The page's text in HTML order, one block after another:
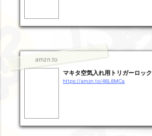
amzn.to
マキタ空気入れ用トリガーロック
https://amzn.to/46L6MCa